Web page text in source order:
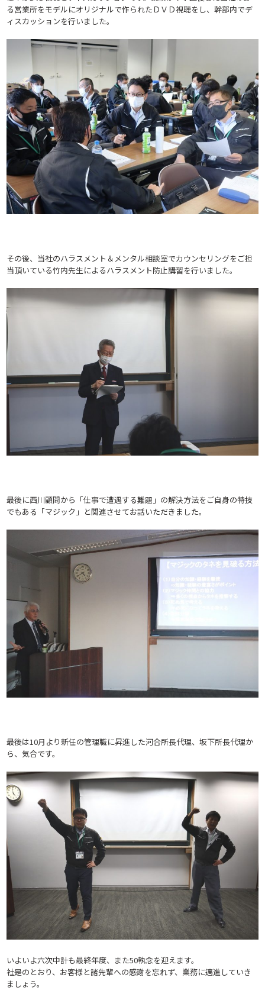
る営業所をモデルにオリジナルで作られたＤＶＤ視聴をし、幹部内でデ
ィスカッションを行いました。
その後、当社のハラスメント＆メンタル相談室でカウンセリングをご担
当頂いている竹内先生によるハラスメント防止講習を行いました。
最後に西川顧問から「仕事で遭遇する難題」の解決方法をご自身の特技
でもある「マジック」と関連させてお話いただきました。
最後は10月より新任の管理職に昇進した河合所長代理、坂下所長代理か
ら、気合です。
いよいよ六次中計も最終年度、また50執念を迎えます。
社是のとおり、お客様と諸先輩への感謝を忘れず、業務に邁進していき
ましょう。